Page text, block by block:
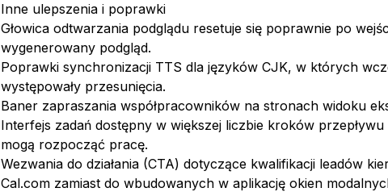
Inne ulepszenia i poprawki
Głowica odtwarzania podglądu resetuje się poprawnie po
wygenerowany podgląd.
Poprawki synchronizacji TTS dla języków CJK, w których
występowały przesunięcia.
Baner zapraszania współpracowników na stronach widoku
Interfejs zadań dostępny w większej liczbie kroków
mogą rozpocząć pracę.
Wezwania do działania (CTA) dotyczące kwalifikacji leadów
Cal.com zamiast do wbudowanych w aplikację okien